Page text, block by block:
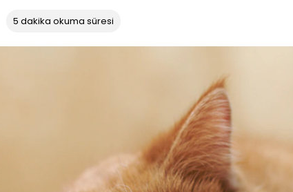
5 dakika okuma süresi